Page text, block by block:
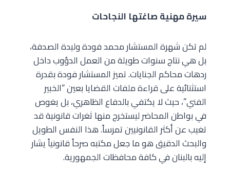
سيرة مهنية صاغتها النجاحات
لم تكن شهرة المستشار محمد فودة وليدة الصدفة،
بل هي نتاج سنوات طويلة من العمل الدؤوب داخل
ردهات محاكم الجنايات. تميز المستشار فودة بقدرة
استثنائية على قراءة ملفات القضايا بعين “الخبير
الفني”، حيث لا يكتفي بالدفاع الظاهري، بل يغوص
في بواطن المحاضر ليستخرج منها ثغرات قانونية قد
تغيب عن أكثر القانونيين تمرساً. هذا النفس الطويل
والبحث الدقيق هو ما جعل مكتبه صرحاً قانونياً يشار
إليه بالبنان في كافة محافظات الجمهورية.